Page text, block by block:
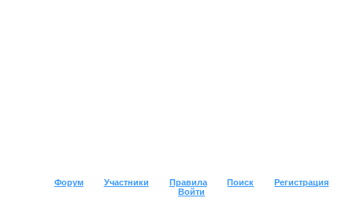
Форум Участники Правила Поиск
Регистрация
Войти